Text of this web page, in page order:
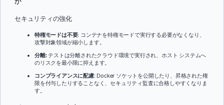
セキュリティの強化
特権モードは不要: コンテナを特権モードで実行する必要がなくなり、
攻撃対象領域が縮小します。
分離:テストは分離されたクラウド環境で実行され、ホスト システムへ
のリスクを最小限に抑えます。
コンプライアンスに配慮: Docker ソケットを公開したり、昇格された権
限を付与したりすることなく、セキュリティ監査に合格しやすくなりま
す。